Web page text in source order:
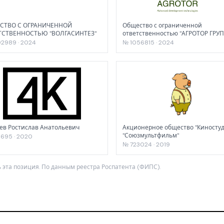
С ОГРАНИЧЕННОЙ
"ВОЛГАСИНТЕЗ"
· 2024
Общество с ограниченной
ответственностью "АГРОТОР
№ 1056815 · 2024
Ростислав Анатольевич
· 2020
Акционерное общество
"Союзмультфильм"
№ 723024 · 2019
позиция. По данным реестра Роспатента (ФИПС).